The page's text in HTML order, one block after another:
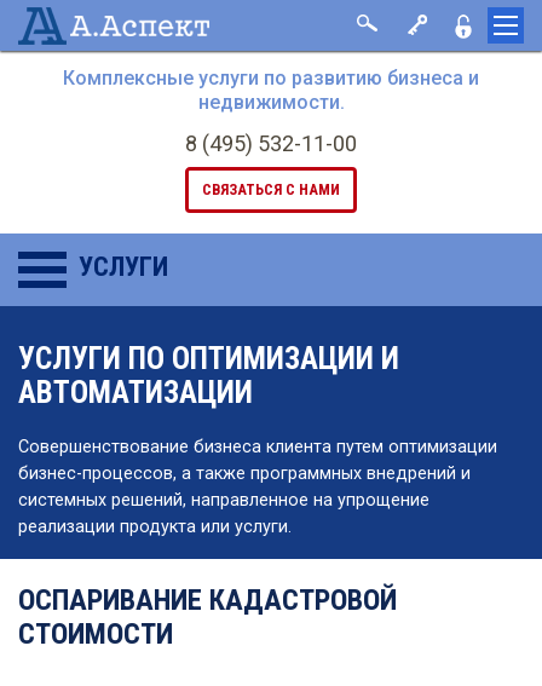
Комплексные услуги по развитию бизнеса и
недвижимости.
8 (495) 532-11-00
СВЯЗАТЬСЯ С НАМИ
УСЛУГИ
УСЛУГИ ПО ОПТИМИЗАЦИИ И
АВТОМАТИЗАЦИИ
Совершенствование бизнеса клиента путем оптимизации
бизнес-процессов, а также программных внедрений и
системных решений, направленное на упрощение
реализации продукта или услуги.
ОСПАРИВАНИЕ КАДАСТРОВОЙ
СТОИМОСТИ